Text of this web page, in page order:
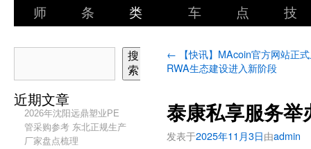
师
条
类
车
点
技
搜
索
近期文章
2026年沈阳远鼎塑业PE
管采购参考 东北正规生产
厂家盘点梳理
← 【快讯】MAcoin官方网站正
RWA生态建设进入新阶段
泰康私享服务举
发表于2025年11月3日由admin